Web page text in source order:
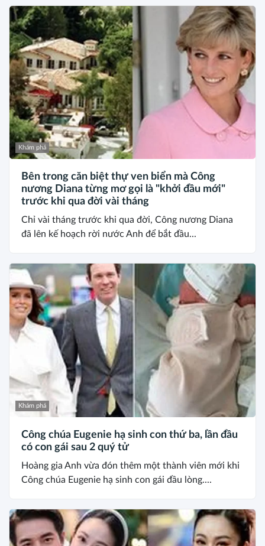
Khám phá
Bên trong căn biệt thự ven biển mà Công
nương Diana từng mơ gọi là "khởi đầu mới"
trước khi qua đời vài tháng
Chỉ vài tháng trước khi qua đời, Công nương Diana
đã lên kế hoạch rời nước Anh để bắt đầu...
Khám phá
Công chúa Eugenie hạ sinh con thứ ba, lần đầu
có con gái sau 2 quý tử
Hoàng gia Anh vừa đón thêm một thành viên mới khi
Công chúa Eugenie hạ sinh con gái đầu lòng....